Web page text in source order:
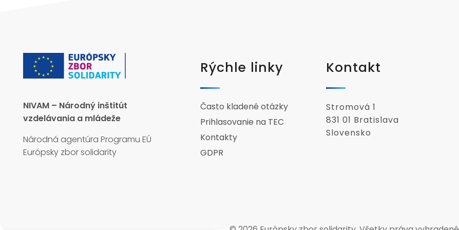
NIVAM – Národný inštitút
vzdelávania a mládeže
Národná agentúra Programu EÚ
Európsky zbor solidarity
Rýchle linky
Často kladené otázky
Prihlasovanie na TEC
Kontakty
GDPR
Kontakt
Stromová 1
831 01 Bratislava
Slovensko